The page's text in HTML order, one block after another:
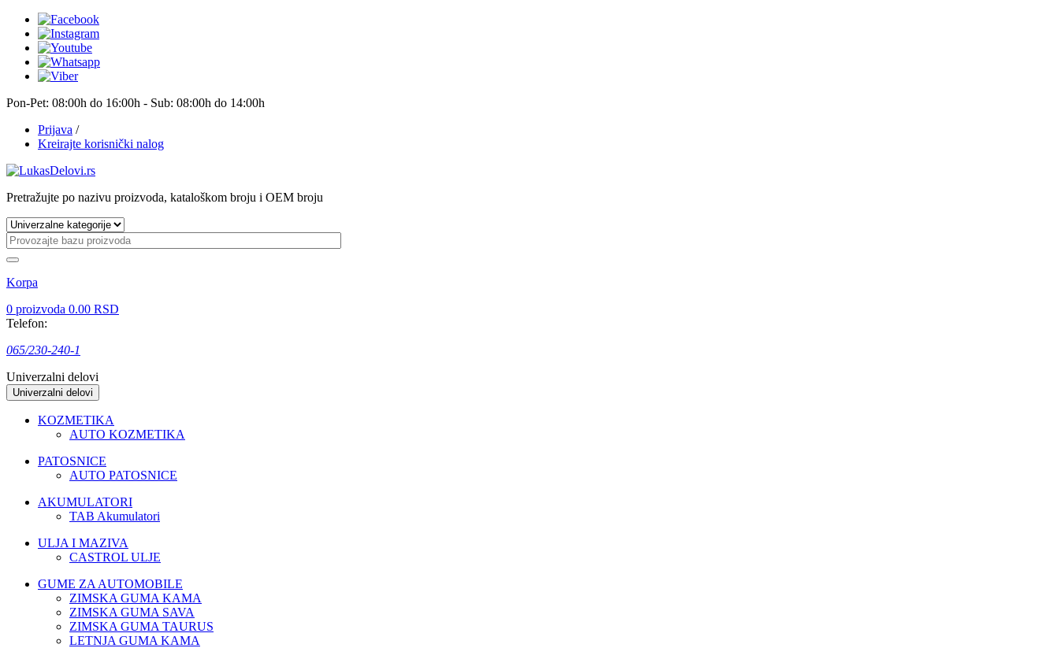
Pon-Pet: 08:00h do 16:00h - Sub: 08:00h do 14:00h
Prijava /
Kreirajte korisnički nalog
Pretražujte po nazivu proizvoda, kataloškom broju i OEM broju
Korpa
0 proizvoda 0.00 RSD
Telefon:
065/230-240-1
Univerzalni delovi
Univerzalni delovi
KOZMETIKA
AUTO KOZMETIKA
PATOSNICE
AUTO PATOSNICE
AKUMULATORI
TAB Akumulatori
ULJA I MAZIVA
CASTROL ULJE
GUME ZA AUTOMOBILE
ZIMSKA GUMA KAMA
ZIMSKA GUMA SAVA
ZIMSKA GUMA TAURUS
LETNJA GUMA KAMA